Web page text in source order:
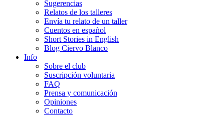
Sugerencias
Relatos de los talleres
Envía tu relato de un taller
Cuentos en español
Short Stories in English
Blog Ciervo Blanco
Info
Sobre el club
Suscripción voluntaria
FAQ
Prensa y comunicación
Opiniones
Contacto